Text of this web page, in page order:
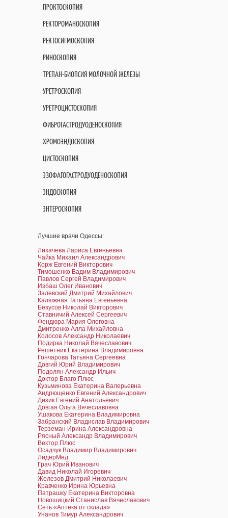
ПРОКТОСКОПИЯ
РЕКТОРОМАНОСКОПИЯ
РЕКТОСИГМОСКОПИЯ
РИНОСКОПИЯ
ТРЕПАН-БИОПСИЯ МОЛОЧНОЙ ЖЕЛЕЗЫ
УРЕТРОСКОПИЯ
УРЕТРОЦИСТОСКОПИЯ
ФИБРОГАСТРОДУОДЕНОСКОПИЯ
ХРОМОЭНДОСКОПИЯ
ЦИСТОСКОПИЯ
ЭЗОФАГОГАСТРОДУОДЕНОСКОПИЯ
ЭНДОСКОПИЯ
ЭНТЕРОСКОПИЯ
Лучшие врачи Одессы:
Лихачева Лариса Евгеньевна
Чайка Михаил Александрович
Корж Евгений Викторович
Тимошенко Вадим Владимирович
Павлов Сергей Владимирович
Избаш Олег Иванович
Залевский Дмитрий Михайлович
Калюжная Татьяна Евгеньевна
Безусов Николай Викторович
Ставничий Алексей Сергеевич
Фендюра Мария Олеговна
Дмитренко Алла Михайловна
Колосов Александр Николаевич
Подирка Николай Вячеславович
Решетник Екатерина Владимировна
Гончарова Татьяна Сергеевна
Довгий Юрий Владимирович
Подолян Александр Ильич
Доктор Благо Плюс
Кузьминова Екатерина Валерьевна
Андрющенко Евгений Александрович
Дизик Евгений Анатольевич
Довгая Ольга Вячеславовна
Ушакова Екатерина Владимировна
Забранский Владислав Владимирович
Терземан Ирина Александровна
Рясный Александр Владимирович
Вектор Плюс
Осадчук Владимир Владимирович
ЛидерМед
Грач Юрий Иванович
Давид Николай Игоревич
Железов Дмитрий Николаевич
Кравченко Ирина Юрьевна
Патрашку Екатерина Викторовна
Новошицкий Станислав Вячеславович
Сеть «Аптека от склада»
Унанов Тимур Александрович